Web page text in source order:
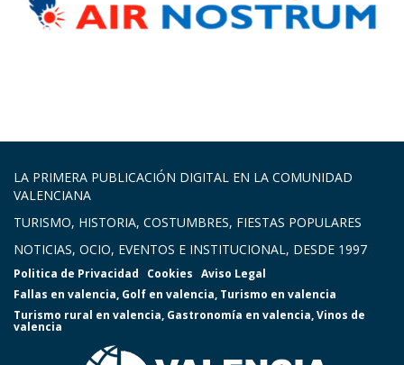
LA PRIMERA PUBLICACIÓN DIGITAL EN LA COMUNIDAD
VALENCIANA
TURISMO, HISTORIA, COSTUMBRES, FIESTAS POPULARES
NOTICIAS, OCIO, EVENTOS E INSTITUCIONAL, DESDE 1997
Politica de Privacidad Cookies Aviso Legal
Fallas en valencia, Golf en valencia, Turismo en valencia
Turismo rural en valencia, Gastronomía en valencia,Vinos de
valencia